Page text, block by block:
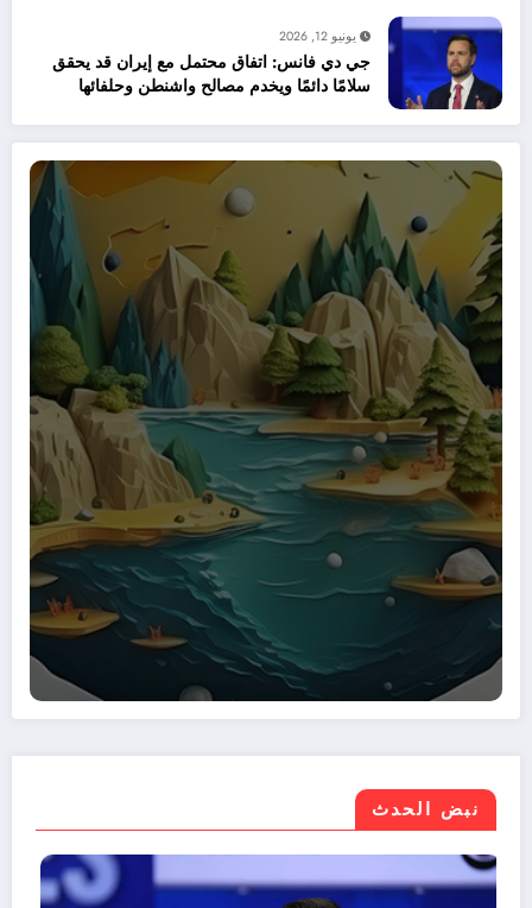
يونيو 12, 2026
جي دي فانس: اتفاق محتمل مع إيران قد يحقق
سلامًا دائمًا ويخدم مصالح واشنطن وحلفائها
نبض الحدث